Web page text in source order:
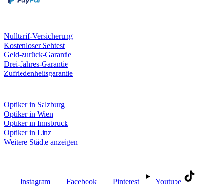
Nulltarif-Versicherung
Kostenloser Sehtest
Geld-zurück-Garantie
Drei-Jahres-Garantie
Zufriedenheitsgarantie
Optiker in Salzburg
Optiker in Wien
Optiker in Innsbruck
Optiker in Linz
Weitere Städte anzeigen
Instagram Facebook Pinterest Youtube